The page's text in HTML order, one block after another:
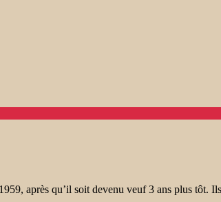
après qu’il soit devenu veuf 3 ans plus tôt.